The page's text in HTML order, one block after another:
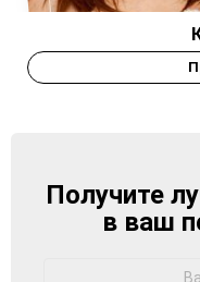
Получите
в ваш